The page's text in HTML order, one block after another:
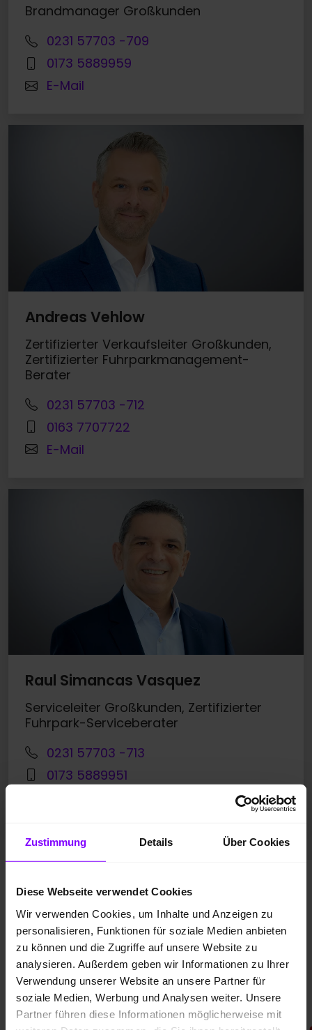
Zustimmung Details Über Cookies
Diese Webseite verwendet Cookies
Wir verwenden Cookies, um Inhalte und Anzeigen zu
personalisieren, Funktionen für soziale Medien anbieten
zu können und die Zugriffe auf unsere Website zu
analysieren. Außerdem geben wir Informationen zu Ihrer
Verwendung unserer Website an unsere Partner für
soziale Medien, Werbung und Analysen weiter. Unsere
Partner führen diese Informationen möglicherweise mit
Brandmanager Großkunden
0231 57703 -709
0173 5889959
E-Mail
Andreas Vehlow
Zertifizierter Verkaufsleiter Großkunden,
Zertifizierter Fuhrparkmanagement-
Berater
0231 57703 -712
0163 7707722
E-Mail
Raul Simancas Vasquez
Serviceleiter Großkunden, Zertifizierter
Fuhrpark-Serviceberater
0231 57703 -713
0173 5889951
Unsere ReferenzenDas
sagen unsere Kunden
über uns